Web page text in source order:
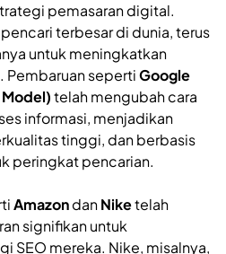
pemasaran digital.
terbesar di dunia, terus
untuk meningkatkan
Pembaruan sepertiGoogle
telah mengubah cara
informasi, menjadikan
tinggi, dan berbasis
peringkat pencarian.
AmazondanNiketelah
signifikan untuk
SEO mereka. Nike, misalnya,